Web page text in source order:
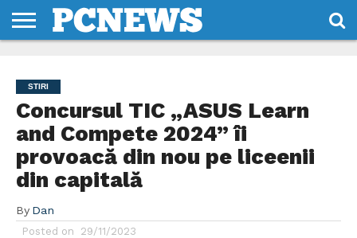
NOI
SI
CONDITII
STIRI
Concursul TIC „ASUS Learn
and Compete 2024” îi
provoacă din nou pe liceenii
din capitală
By Dan
Posted on 29/11/2023